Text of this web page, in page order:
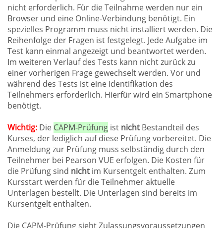
nicht erforderlich. Für die Teilnahme werden nur ein
Browser und eine Online-Verbindung benötigt. Ein
spezielles Programm muss nicht installiert werden. Die
Reihenfolge der Fragen ist festgelegt. Jede Aufgabe im
Test kann einmal angezeigt und beantwortet werden.
Im weiteren Verlauf des Tests kann nicht zurück zu
einer vorherigen Frage gewechselt werden. Vor und
während des Tests ist eine Identifikation des
Teilnehmers erforderlich. Hierfür wird ein Smartphone
benötigt.
Wichtig: Die CAPM-Prüfung ist nicht Bestandteil des
Kurses, der lediglich auf diese Prüfung vorbereitet. Die
Anmeldung zur Prüfung muss selbständig durch den
Teilnehmer bei Pearson VUE erfolgen. Die Kosten für
die Prüfung sind nicht im Kursentgelt enthalten. Zum
Kursstart werden für die Teilnehmer aktuelle
Unterlagen bestellt. Die Unterlagen sind bereits im
Kursentgelt enthalten.
Die CAPM-Prüfung sieht Zulassungsvoraussetzungen